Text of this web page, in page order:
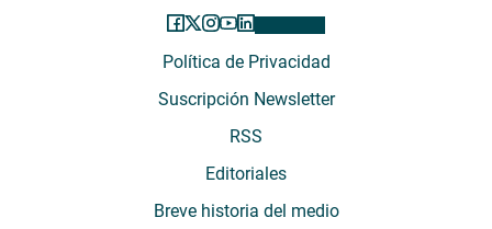
Política de Privacidad
Suscripción Newsletter
RSS
Editoriales
Breve historia del medio